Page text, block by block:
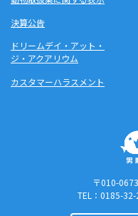
決算公告
ドリームデイ・アット・
ジ・アクアリウム
カスタマーハラスメント
〒010-
TEL：0185-